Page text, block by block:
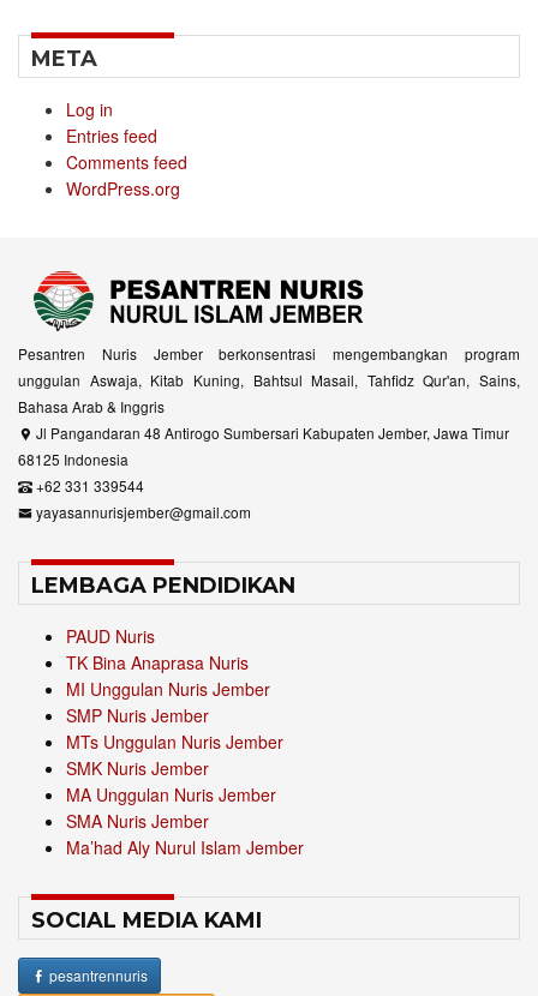
META
Log in
Entries feed
Comments feed
WordPress.org
Pesantren Nuris Jember berkonsentrasi mengembangkan program
unggulan Aswaja, Kitab Kuning, Bahtsul Masail, Tahfidz Qur'an, Sains,
Bahasa Arab & Inggris
Jl Pangandaran 48 Antirogo Sumbersari Kabupaten Jember, Jawa Timur
68125 Indonesia
+62 331 339544
yayasannurisjember@gmail.com
LEMBAGA PENDIDIKAN
PAUD Nuris
TK Bina Anaprasa Nuris
MI Unggulan Nuris Jember
SMP Nuris Jember
MTs Unggulan Nuris Jember
SMK Nuris Jember
MA Unggulan Nuris Jember
SMA Nuris Jember
Ma’had Aly Nurul Islam Jember
SOCIAL MEDIA KAMI
pesantrennuris